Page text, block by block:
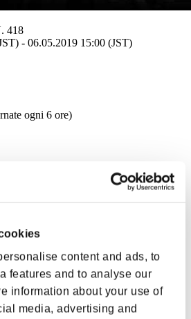
content and ads, to
features and to analyse our
information about your use of
media, advertising and
418
- 06.05.2019 15:00 (JST)
ogni 6 ore)